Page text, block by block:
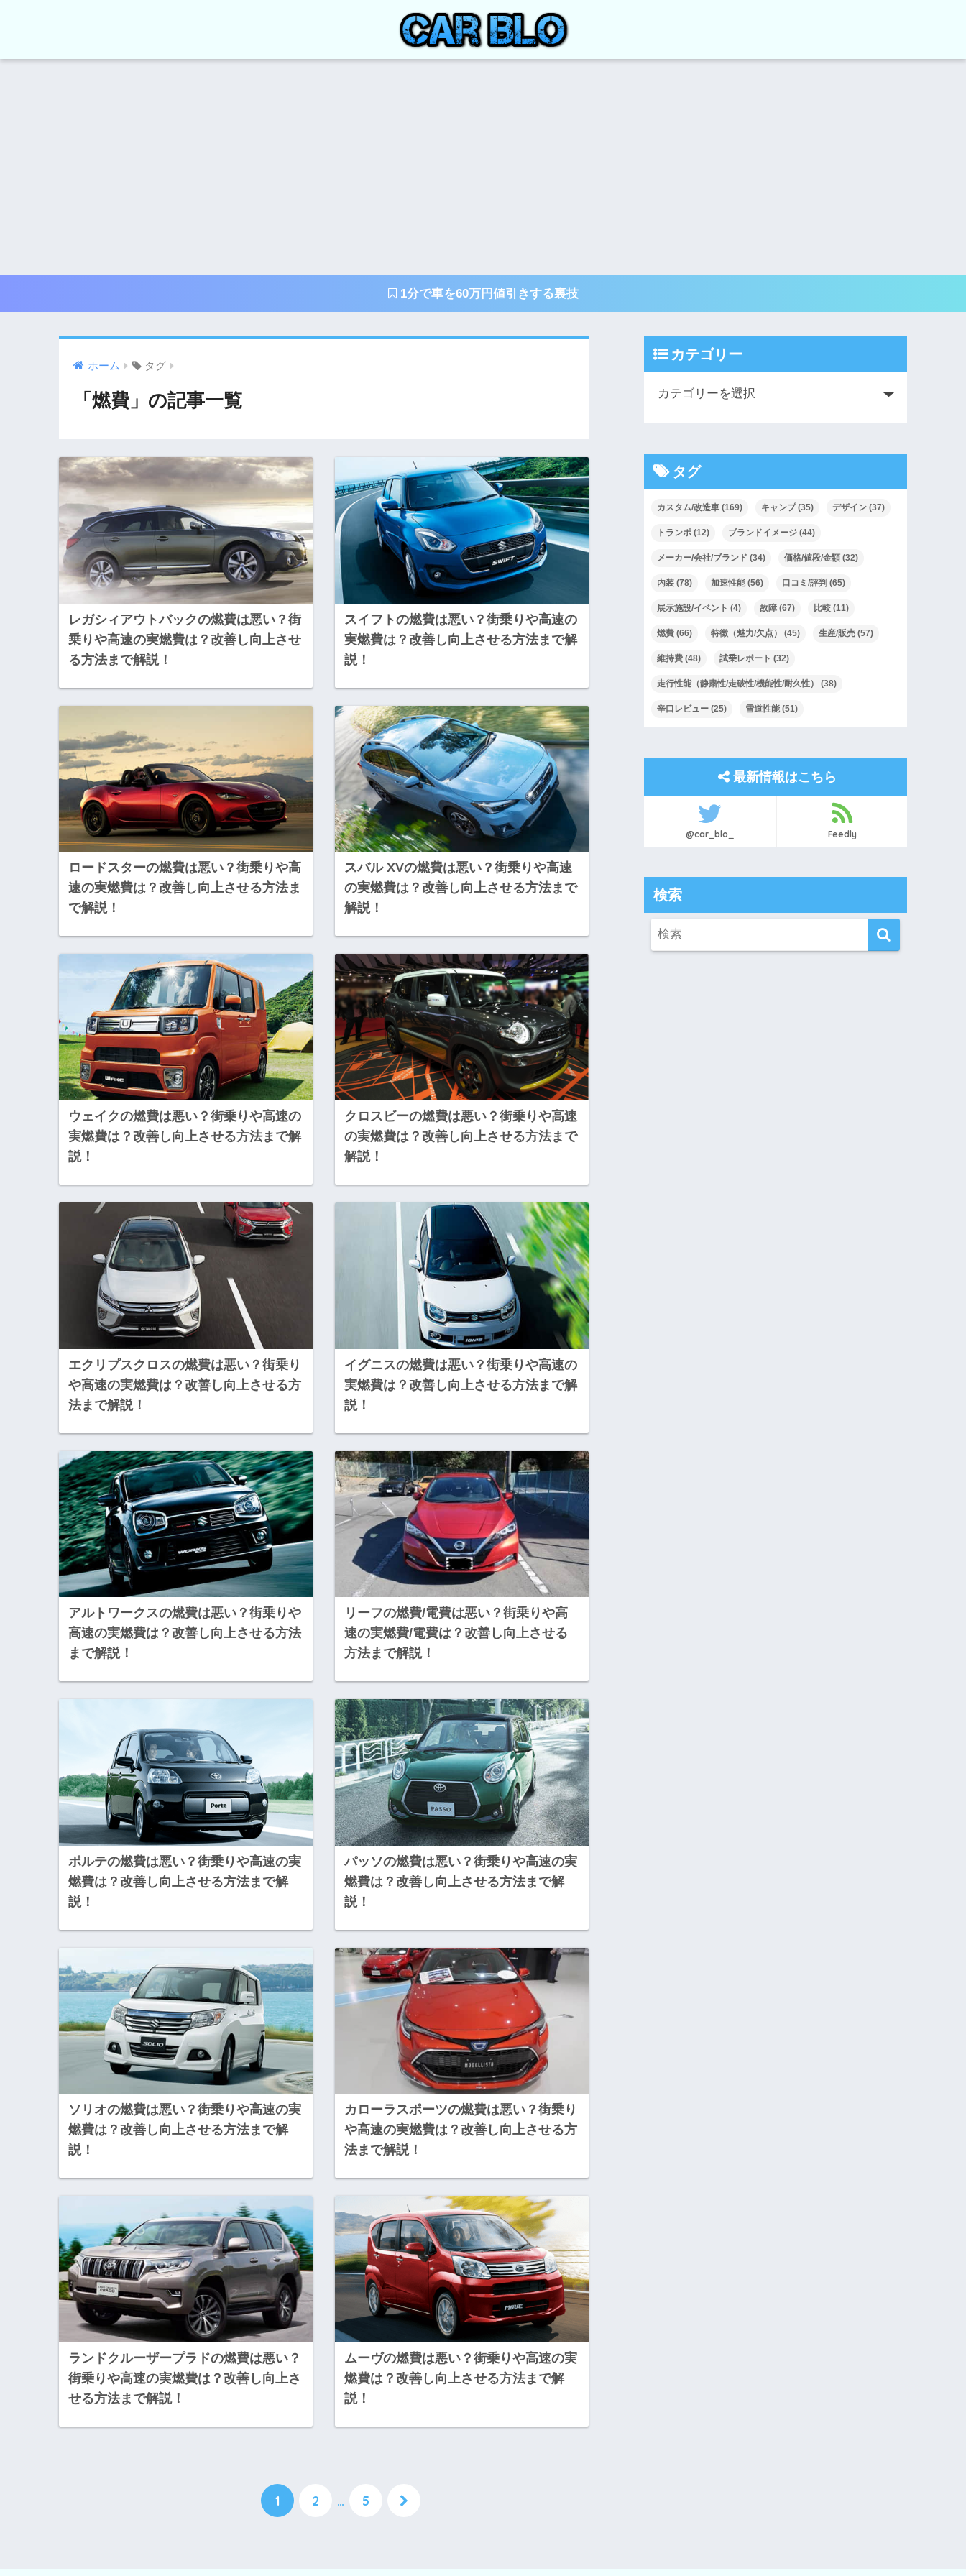
1分で車を60万円値引きする裏技
ホーム タグ
「燃費」の記事一覧
レガシィアウトバックの燃費は悪い？街
乗りや高速の実燃費は？改善し向上させ
る方法まで解説！
スイフトの燃費は悪い？街乗りや高速の
実燃費は？改善し向上させる方法まで解
説！
ロードスターの燃費は悪い？街乗りや高
速の実燃費は？改善し向上させる方法ま
で解説！
スバル XVの燃費は悪い？街乗りや高速
の実燃費は？改善し向上させる方法まで
解説！
ウェイクの燃費は悪い？街乗りや高速の
実燃費は？改善し向上させる方法まで解
説！
クロスビーの燃費は悪い？街乗りや高速
の実燃費は？改善し向上させる方法まで
解説！
エクリプスクロスの燃費は悪い？街乗り
や高速の実燃費は？改善し向上させる方
法まで解説！
イグニスの燃費は悪い？街乗りや高速の
実燃費は？改善し向上させる方法まで解
説！
アルトワークスの燃費は悪い？街乗りや
高速の実燃費は？改善し向上させる方法
まで解説！
リーフの燃費/電費は悪い？街乗りや高
速の実燃費/電費は？改善し向上させる
方法まで解説！
ポルテの燃費は悪い？街乗りや高速の実
燃費は？改善し向上させる方法まで解
説！
パッソの燃費は悪い？街乗りや高速の実
燃費は？改善し向上させる方法まで解
説！
ソリオの燃費は悪い？街乗りや高速の実
燃費は？改善し向上させる方法まで解
説！
カローラスポーツの燃費は悪い？街乗り
や高速の実燃費は？改善し向上させる方
法まで解説！
ランドクルーザープラドの燃費は悪い？
街乗りや高速の実燃費は？改善し向上さ
せる方法まで解説！
ムーヴの燃費は悪い？街乗りや高速の実
燃費は？改善し向上させる方法まで解
説！
1 2 … 5
カテゴリー
タグ
カスタム/改造車 (169) キャンプ(35) デザイン (37)
トランポ (12) ブランドイメージ (44)
メーカー/会社/ブランド (34) 価格/値段/金額 (32)
内装 (78) 加速性能 (56) 口コミ/評判 (65)
展示施設/イベント (4) 故障 (67) 比較 (11)
燃費 (66) 特徴（魅力/欠点） (45) 生産/販売 (57)
維持費 (48) 試乗レポート (32)
走行性能（静粛性/走破性/機能性/耐久性） (38)
辛口レビュー (25) 雪道性能 (51)
最新情報はこちら
@car_blo_ Feedly
検索